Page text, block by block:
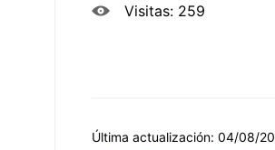
Visitas: 259
Última actualización: 04/08/